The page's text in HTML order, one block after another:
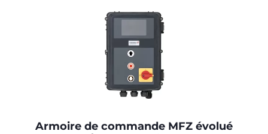
Armoire de commande MFZ évolué